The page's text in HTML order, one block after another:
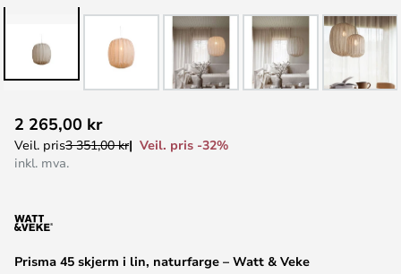
til
begynnelsen
Prisma 45 skjerm i lin, naturfarge – Watt & Veke
2 265,00 kr
Veil. pris3 351,00 kr
Veil. pris -32%
inkl. mva.